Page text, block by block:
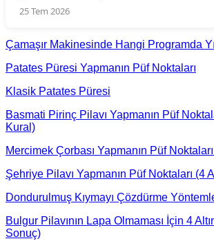
25 Tem 2026
Çamaşır Makinesinde Hangi Programda
Patates Püresi Yapmanın Püf Noktaları
Klasik Patates Püresi
Basmati Pirinç Pilavı Yapmanın Püf
Kural)
Mercimek Çorbası Yapmanın Püf
Şehriye Pilavı Yapmanın Püf Noktaları (4
Dondurulmuş Kıymayı Çözdürme
Bulgur Pilavının Lapa Olmaması İçin 4
Sonuç)